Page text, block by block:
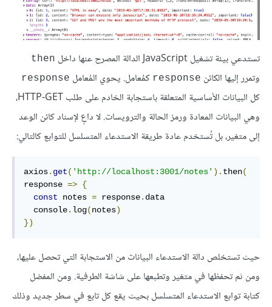
تستدعي بيئة تشغيل JavaScript الدالة المصرح عنها داخل then
وتمرر إليها الكائن response كمُعامل. يحوي المُعامل response
كل البيانات الأساسية المتعلقة باستجابة الخادم على طلب HTTP-GET،
وهي البيانات المعادة ورمز الحالة والترويسات. لا داعٍ لإسناد كائن الوعد
إلى متغير، بل تُستخدم عادة طريقة الاستدعاء المتسلسل للتوابع كالتالي:
axios. get( 'http://localhost:3001/notes' ). then(
response => {
const notes = response. data
  console
. log(notes)
})
حيث تستخلص دالة الاستدعاء البيانات من الاستجابة التي تحصل عليها،
ومن ثم تحفظها في متغير وتطبعها على شاشة الطرفية. ومن المفضل
كتابة توابع الاستدعاء المتسلسل بحيث يقع كل تابع في سطر جديد وذلك